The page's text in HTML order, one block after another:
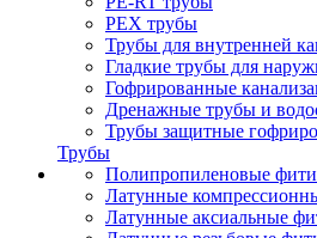
PEX трубы
Трубы для внутренней
Гладкие трубы для
Гофрированные
Дренажные трубы и
Трубы защитные
Трубы
Полипропиленовые
Латунные
Латунные аксиальные